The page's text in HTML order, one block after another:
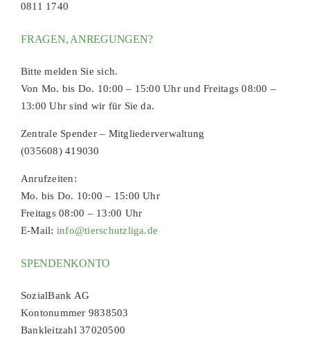
0811 1740
FRAGEN, ANREGUNGEN?
Bitte melden Sie sich.
Von Mo. bis Do. 10:00 – 15:00 Uhr und Freitags 08:00 –
13:00 Uhr sind wir für Sie da.
Zentrale Spender – Mitgliederverwaltung
(035608) 419030
Anrufzeiten:
Mo. bis Do. 10:00 – 15:00 Uhr
Freitags 08:00 – 13:00 Uhr
E-Mail: info@tierschutzliga.de
SPENDENKONTO
SozialBank AG
Kontonummer 9838503
Bankleitzahl 37020500